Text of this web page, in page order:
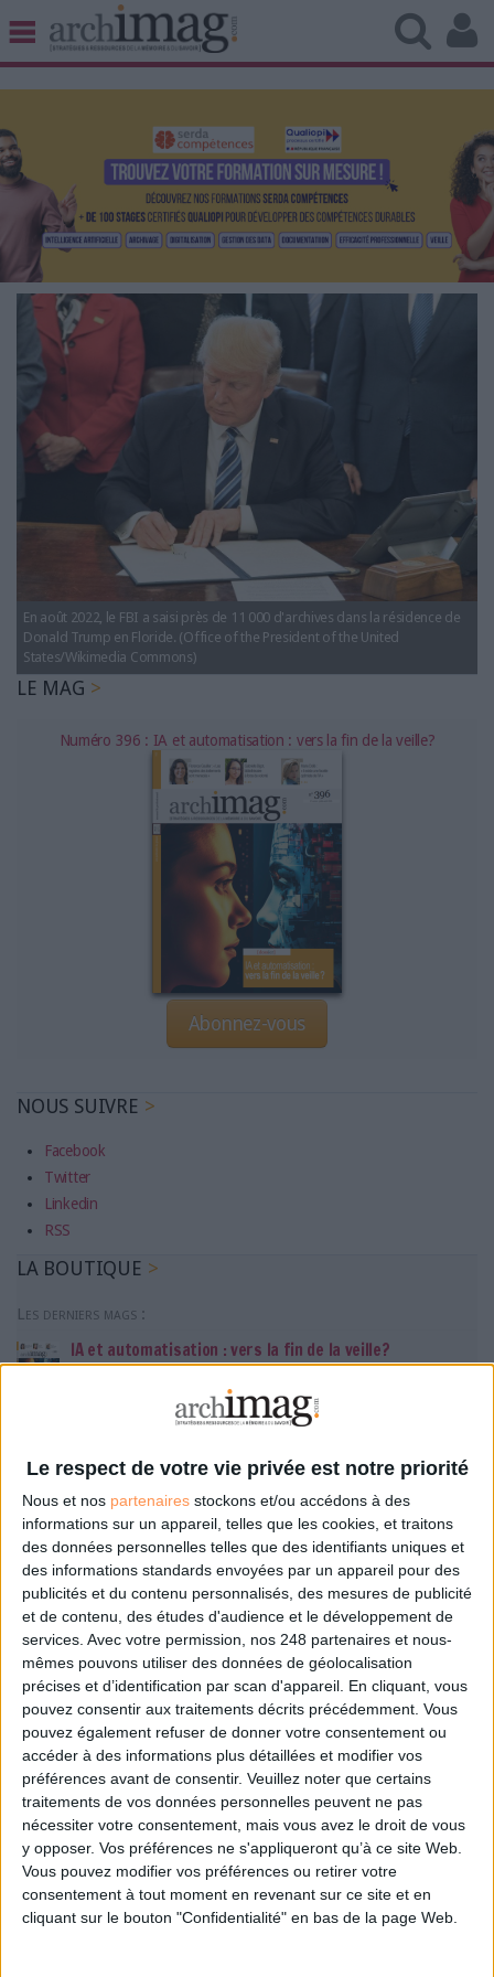
Le respect de votre vie privée est notre priorité
Nous et nos partenaires stockons et/ou accédons à des
informations sur un appareil, telles que les cookies, et traitons
des données personnelles telles que des identifiants uniques et
des informations standards envoyées par un appareil pour des
publicités et du contenu personnalisés, des mesures de publicité
et de contenu, des études d'audience et le développement de
services. Avec votre permission, nos 248 partenaires et nous-
mêmes pouvons utiliser des données de géolocalisation
précises et d’identification par scan d'appareil. En cliquant, vous
pouvez consentir aux traitements décrits précédemment. Vous
pouvez également refuser de donner votre consentement ou
accéder à des informations plus détaillées et modifier vos
préférences avant de consentir. Veuillez noter que certains
traitements de vos données personnelles peuvent ne pas
nécessiter votre consentement, mais vous avez le droit de vous
y opposer. Vos préférences ne s'appliqueront qu’à ce site Web.
Vous pouvez modifier vos préférences ou retirer votre
consentement à tout moment en revenant sur ce site et en
cliquant sur le bouton "Confidentialité" en bas de la page Web.
BIBLIOTHÈQUE ÉDITION
UNIVERS DATA
TRAVAIL COLLABORATIF
VIE NUMÉRIQUE
NUMÉRIQUE RESPONSABLE
LES NEWSLETTERS
LE MAGAZINE
LES BASES DE DONNÉES
L'ESPACE EMPLOI
L'ANNUAIRE DES ACTEURS
LES LIVRES BLANCS
LES SUPPLÉMENTS
NOS OFFRES D'ABONNEMENTS
En août 2022, le FBI a saisi près de 11 000 d'archives dans la résidence de
Donald Trump en Floride. (Office of the President of the United
States/Wikimedia Commons)
LE MAG
Numéro 396 : IA et automatisation : vers la fin de la veille?
Abonnez-vous
NOUS SUIVRE
Facebook
Twitter
Linkedin
RSS
LA BOUTIQUE
Les derniers mags :
IA et automatisation : vers la fin de la veille?
Bibliothèques : comment survivre face aux pressions?
DSI du secteur public : le pivot de la transformation
Les derniers guides :
IA génératives : cas d’usage et retours d’expérience
Archivage physique et électronique : enjeux, méthodes et
outils
Stratégie data : tirez profit de l’intelligence des
données
LES DERNIÈRES PARUTIONS